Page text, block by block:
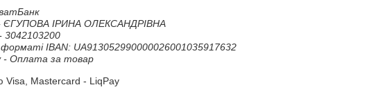
ЄГУПОВА ІРИНА ОЛЕКСАНДРІВНА
IBAN: UA913052990000026001035917632
- Оплата за товар
Visa, Mastercard - LiqPay